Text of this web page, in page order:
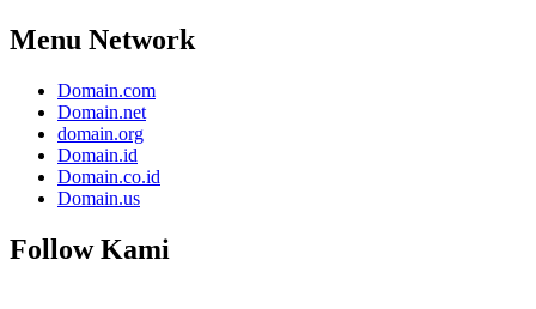
Menu Network
Domain.com
Domain.net
domain.org
Domain.id
Domain.co.id
Domain.us
Follow Kami